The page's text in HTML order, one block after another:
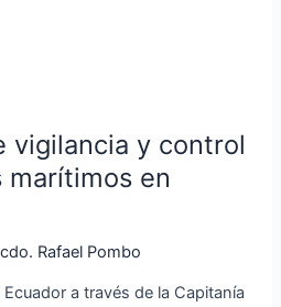
vigilancia y control
marítimos en
Rafael Pombo
a través de la Capitanía